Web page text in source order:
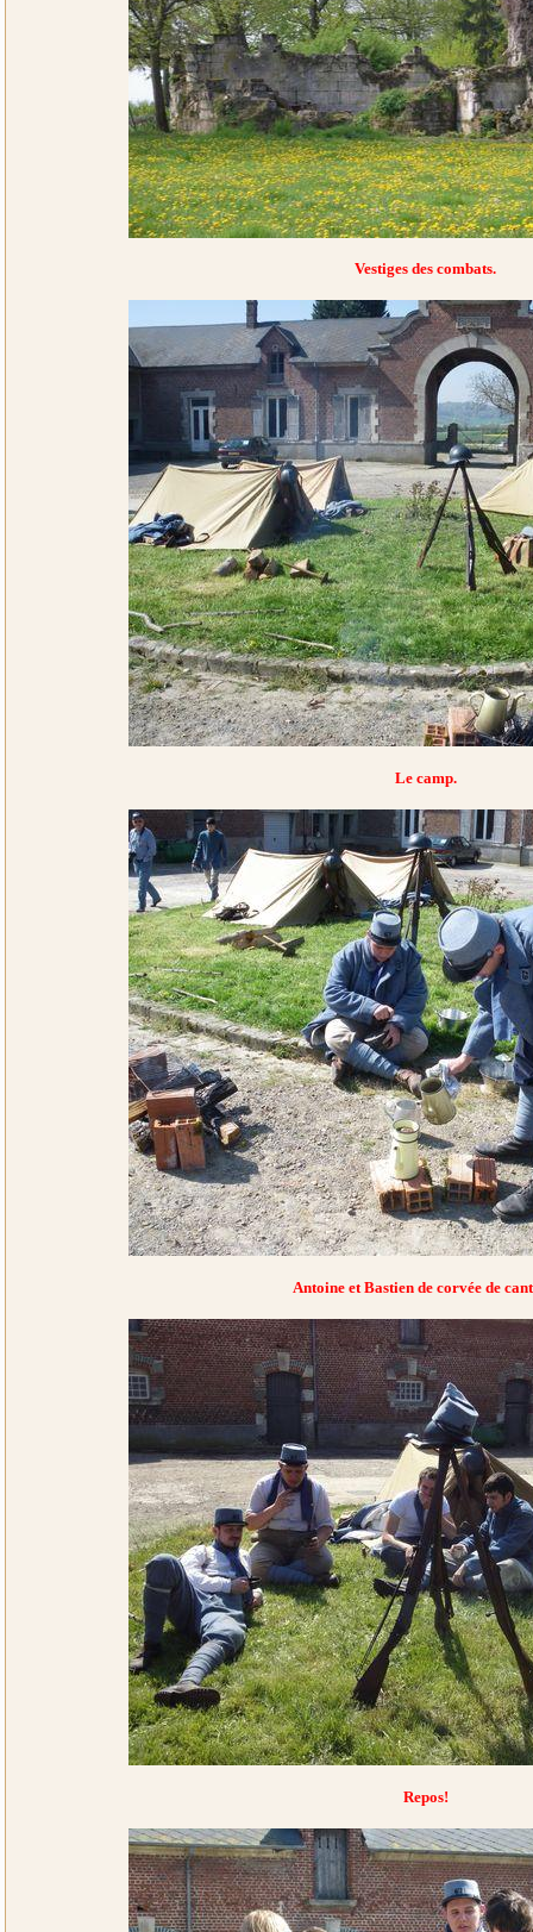
Vestiges des combats.
Le camp.
Antoine et Bastien de corvée de
Repos!